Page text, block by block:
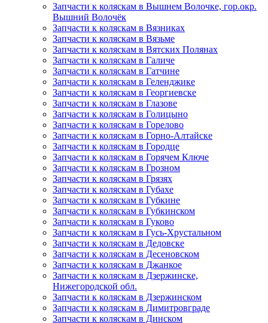
Запчасти к коляскам в Вышнем Волочке, гор.окр.
Вышний Волочёк
Запчасти к коляскам в Вязниках
Запчасти к коляскам в Вязьме
Запчасти к коляскам в Вятских Полянах
Запчасти к коляскам в Галиче
Запчасти к коляскам в Гатчине
Запчасти к коляскам в Геленджике
Запчасти к коляскам в Георгиевске
Запчасти к коляскам в Глазове
Запчасти к коляскам в Голицыно
Запчасти к коляскам в Горелово
Запчасти к коляскам в Горно-Алтайске
Запчасти к коляскам в Городце
Запчасти к коляскам в Горячем Ключе
Запчасти к коляскам в Грозном
Запчасти к коляскам в Грязях
Запчасти к коляскам в Губахе
Запчасти к коляскам в Губкине
Запчасти к коляскам в Губкинском
Запчасти к коляскам в Гуково
Запчасти к коляскам в Гусь-Хрустальном
Запчасти к коляскам в Дедовске
Запчасти к коляскам в Десеновском
Запчасти к коляскам в Джанкое
Запчасти к коляскам в Дзержинске,
Нижегородской обл.
Запчасти к коляскам в Дзержинском
Запчасти к коляскам в Димитровграде
Запчасти к коляскам в Динском